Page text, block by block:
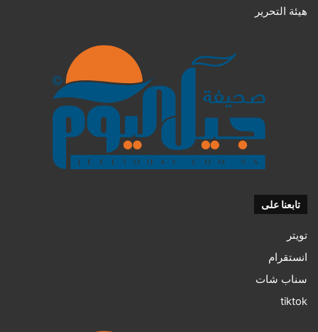
هيئة التحرير
تابعنا على
تويتر
انستقرام
سناب شات
tiktok